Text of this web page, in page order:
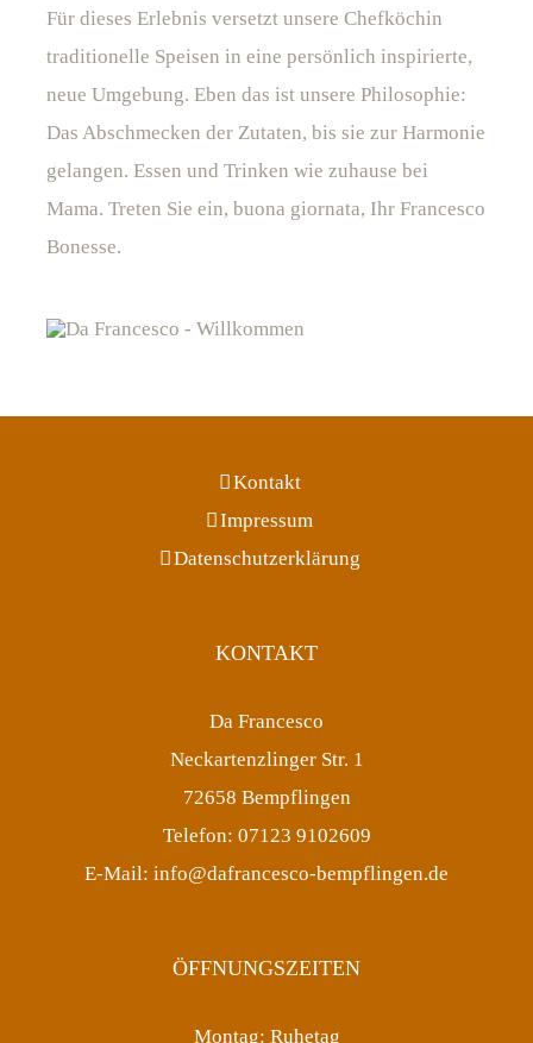
Für dieses Erlebnis versetzt unsere Chefköchin
traditionelle Speisen in eine persönlich inspirierte,
neue Umgebung. Eben das ist unsere Philosophie:
Das Abschmecken der Zutaten, bis sie zur Harmonie
gelangen. Essen und Trinken wie zuhause bei
Mama. Treten Sie ein, buona giornata, Ihr Francesco
Bonesse.
Kontakt
Impressum
Datenschutzerklärung
KONTAKT
Da Francesco
Neckartenzlinger Str. 1
72658 Bempflingen
Telefon: 07123 9102609
E-Mail: info@dafrancesco-bempflingen.de
ÖFFNUNGSZEITEN
Montag: Ruhetag